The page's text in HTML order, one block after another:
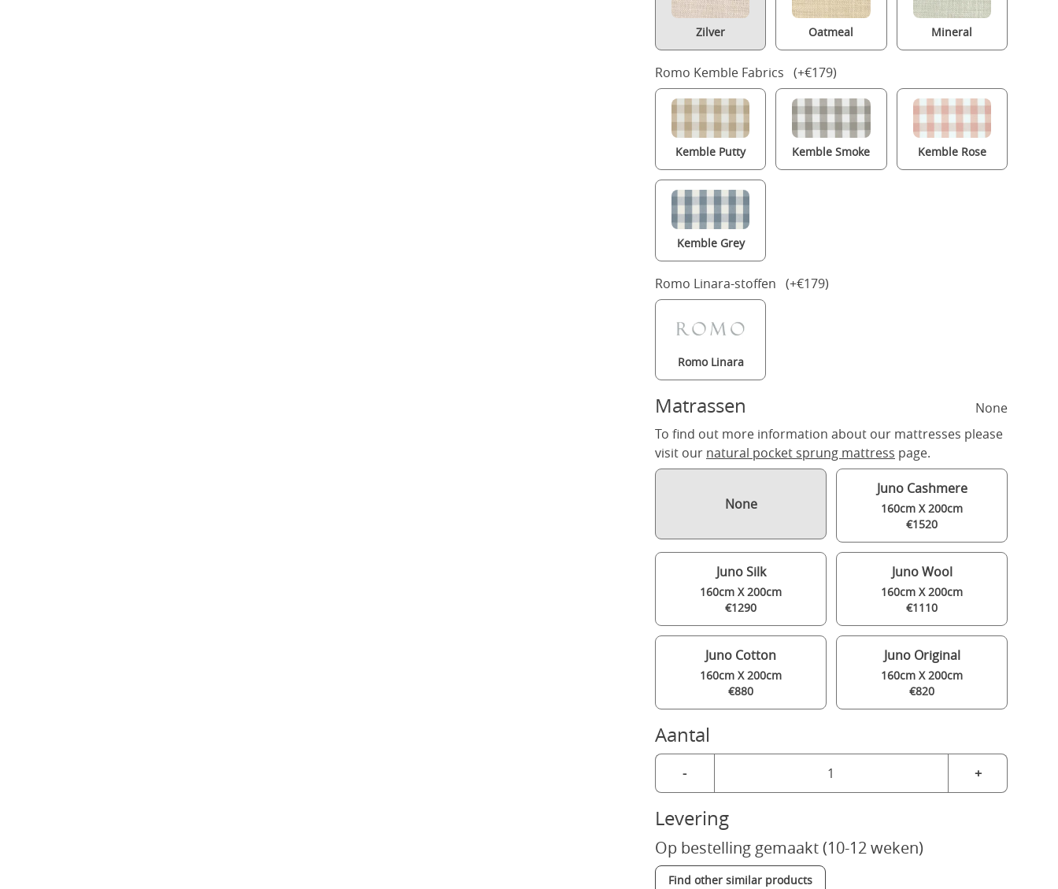
Zilver Oatmeal Mineral
Romo Kemble Fabrics (+€179)
Kemble Putty Kemble Smoke Kemble Rose
Kemble Grey
Romo Linara-stoffen (+€179)
Romo Linara
Matrassen
None
To find out more information about our mattresses please
visit our natural pocket sprung mattress page.
None
Juno Cashmere
160cm X 200cm
€1520
Juno Silk
160cm X 200cm
€1290
Juno Wool
160cm X 200cm
€1110
Juno Cotton
160cm X 200cm
€880
Juno Original
160cm X 200cm
€820
Aantal
- +
Levering
Op bestelling gemaakt (10-12 weken)
Find other similar products